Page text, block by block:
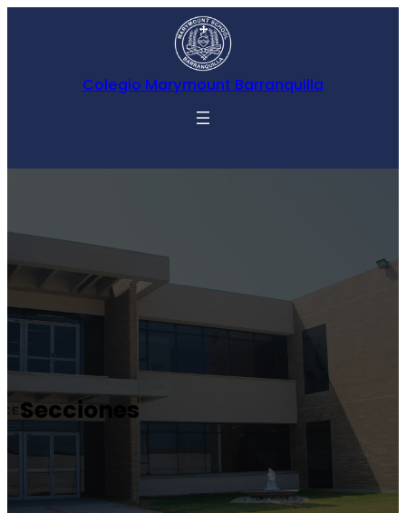
Colegio Marymount Barranquilla
Secciones